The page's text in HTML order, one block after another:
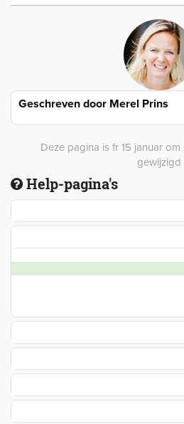
Geschreven door Merel Prins
Deze pagina is fr 15 januar
gewijzigd
Help-pagina's